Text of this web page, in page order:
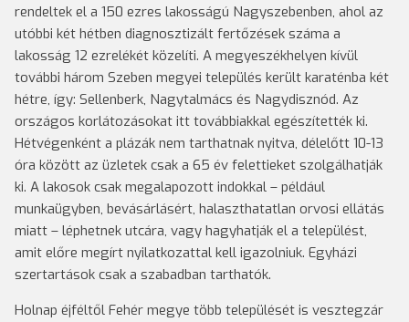
rendeltek el a 150 ezres lakosságú Nagyszebenben, ahol az
utóbbi két hétben diagnosztizált fertőzések száma a
lakosság 12 ezrelékét közelíti. A megyeszékhelyen kívül
további három Szeben megyei település került karaténba két
hétre, így: Sellenberk, Nagytalmács és Nagydisznód. Az
országos korlátozásokat itt továbbiakkal egészítették ki.
Hétvégenként a plázák nem tarthatnak nyitva, délelőtt 10-13
óra között az üzletek csak a 65 év felettieket szolgálhatják
ki. A lakosok csak megalapozott indokkal – például
munkaügyben, bevásárlásért, halaszthatatlan orvosi ellátás
miatt – léphetnek utcára, vagy hagyhatják el a települést,
amit előre megírt nyilatkozattal kell igazolniuk. Egyházi
szertartások csak a szabadban tarthatók.
Holnap éjféltől Fehér megye több települését is vesztegzár